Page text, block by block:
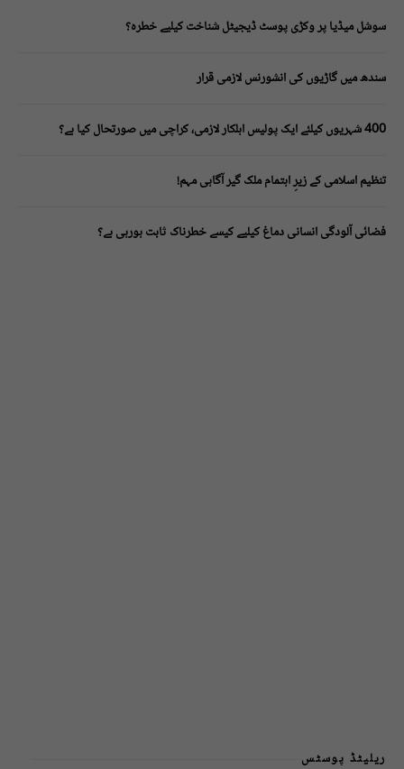
سوشل میڈیا پر وکڑی پوسٹ ڈیجیٹل شناخت کیلیے خطرہ؟
سندھ میں گاڑیوں کی انشورنس لازمی قرار
400 شہریوں کیلئے ایک پولیس اہلکار لازمی، کراچی میں صورتحال کیا ہے؟
تنظیم اسلامی کے زیرِ اہتمام ملک گیر آگاہی مہم!
فضائی آلودگی انسانی دماغ کیلیے کیسے خطرناک ثابت ہورہی ہے؟
ریلیٹڈ پوسٹس